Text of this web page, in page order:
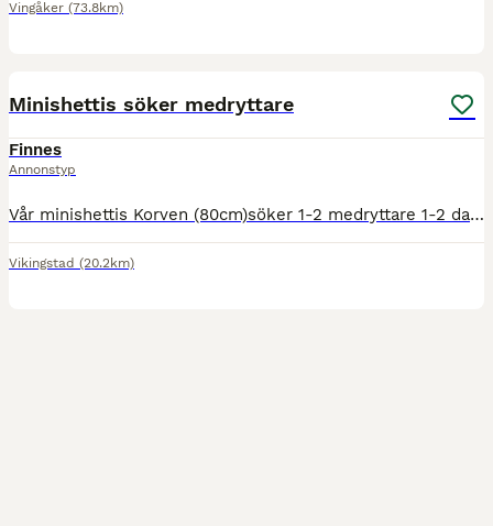
Vingåker (73.8km)
Minishettis söker medryttare
Finnes
Annonstyp
Vår minishettis Korven (80cm)söker 1-2 medryttare 1-2 dagar/v. Han är snäll att sköta om och rida, perfekt också för mindre barn som vill bli ledda eller longerade. Snäll att rida ut på ensam eller me
Vikingstad (20.2km)